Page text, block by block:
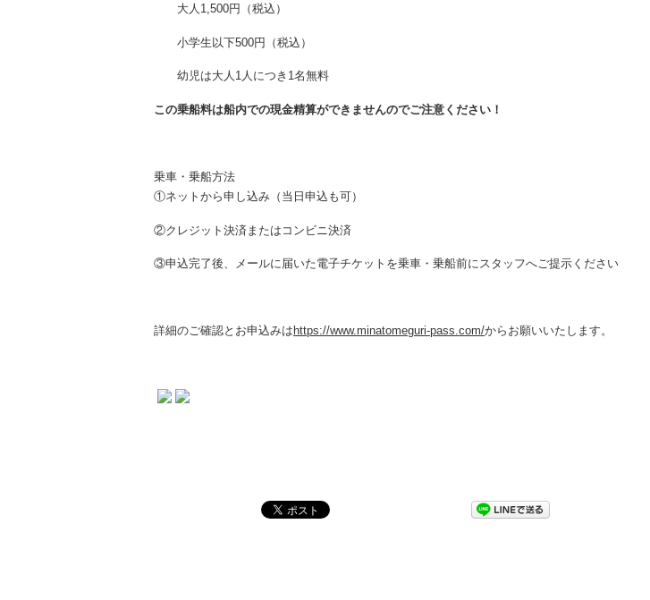
大人1,500円（税込）
小学生以下500円（税込）
幼児は大人1人につき1名無料
この乗船料は船内での現金精算ができませんのでご注意ください！
乗車・乗船方法
①ネットから申し込み（当日申込も可）
②クレジット決済またはコンビニ決済
③申込完了後、メールに届いた電子チケットを乗車・乗船前にスタッフへご提示ください
詳細のご確認とお申込みは https://www.minatomeguri-pass.com/からお願いいたします。